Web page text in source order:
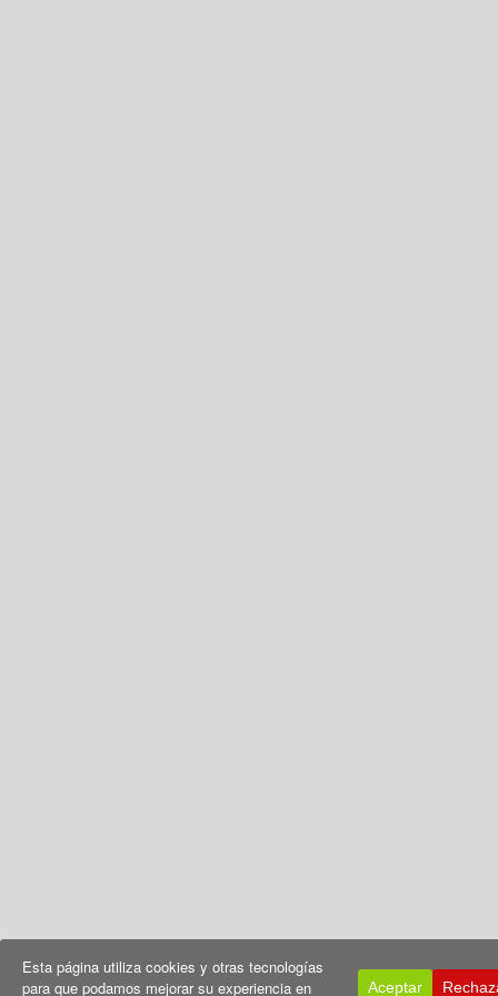
Esta página utiliza cookies y otras tecnologías
para que podamos mejorar su experiencia en
Aceptar